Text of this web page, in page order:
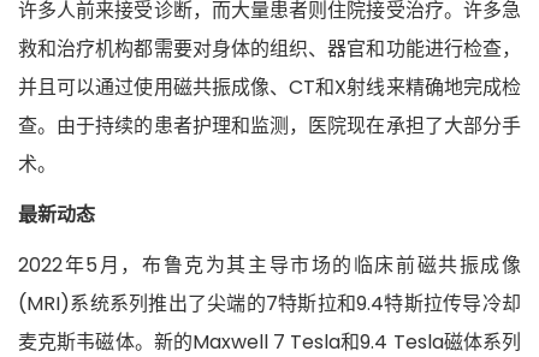
许多人前来接受诊断，而大量患者则住院接受治疗。许多急
救和治疗机构都需要对身体的组织、器官和功能进行检查，
并且可以通过使用磁共振成像、CT和X射线来精确地完成检
查。由于持续的患者护理和监测，医院现在承担了大部分手
术。
最新动态
2022年5月，布鲁克为其主导市场的临床前磁共振成像
(MRI)系统系列推出了尖端的7特斯拉和9.4特斯拉传导冷却
麦克斯韦磁体。新的Maxwell 7 Tesla和9.4 Tesla磁体系列